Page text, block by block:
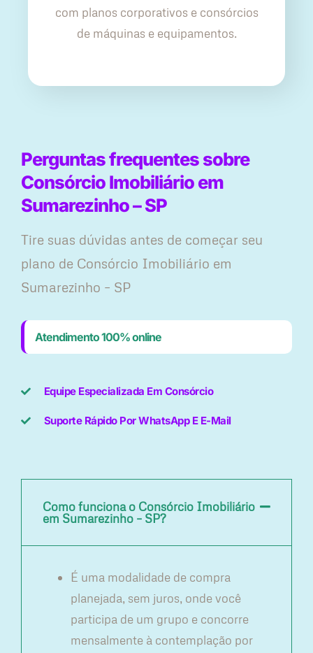
com planos corporativos e consórcios
de máquinas e equipamentos.
Perguntas frequentes sobre
Consórcio Imobiliário em
Sumarezinho – SP
Tire suas dúvidas antes de começar seu
plano ​de Consórcio Imobiliário em
Sumarezinho – SP
Atendimento 100% online
Equipe Especializada Em Consórcio
Suporte Rápido Por WhatsApp E E-Mail
Como funciona o Consórcio Imobiliário
em Sumarezinho – SP?
É uma modalidade de compra
planejada, sem juros, onde você
participa de um grupo e concorre
mensalmente à contemplação por